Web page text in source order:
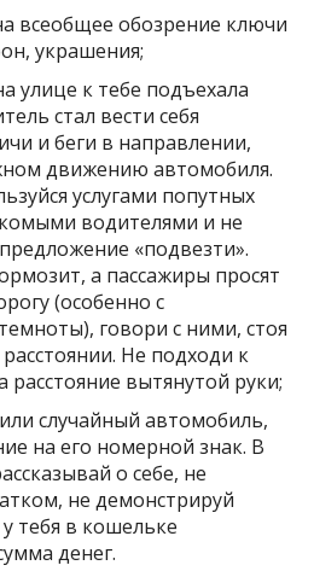
всеобщее обозрение ключи
украшения;
улице к тебе подъехала
стал вести себя
и беги в направлении,
движению автомобиля.
услугами попутных
водителями и не
«подвезти».
а пассажиры просят
(особенно с
говори с ними, стоя
Не подходи к
вытянутой руки;
случайный автомобиль,
на его номерной знак. В
о себе, не
не демонстрируй
тебя в кошельке
денег.